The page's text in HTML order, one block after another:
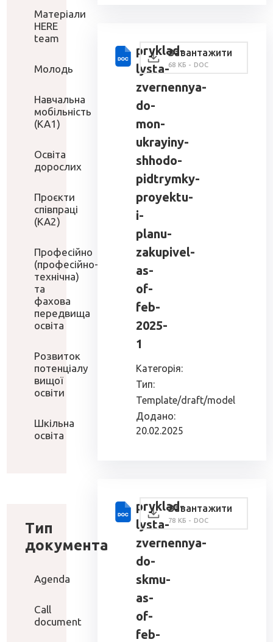
Матеріали
HERE
team
Молодь
Навчальна
мобільність
(КА1)
Освіта
дорослих
Проєкти
співпраці
(КА2)
Професійно
(професійно-
технічна)
та
фахова
передвища
освіта
Розвиток
потенціалу
вищої
освіти
Шкільна
освіта
Тип
документа
Agenda
Call
document
pryklad-
lysta-
zvernennya-
do-
mon-
ukrayiny-
shhodo-
pidtrymky-
proyektu-
i-
planu-
zakupivel-
as-
of-
feb-
2025-
1
Категорія:
Тип:
Template/draft/model
Додано:
20.02.2025
Завантажити
68 КБ - DOC
pryklad-
lysta-
zvernennya-
do-
skmu-
as-
of-
feb-
Завантажити
78 КБ - DOC